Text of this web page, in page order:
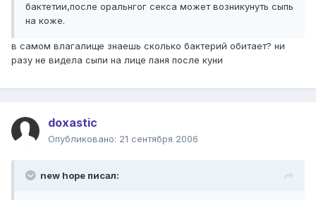
бактетии,после оральнгог секса может возникунуть сыпь
на коже.
в самом влагалище знаешь сколько бактерий обитает? ни
разу не видела сыпи на лице паня после куни
doxastic
Опубликовано: 21 сентября 2006
new hope писал: